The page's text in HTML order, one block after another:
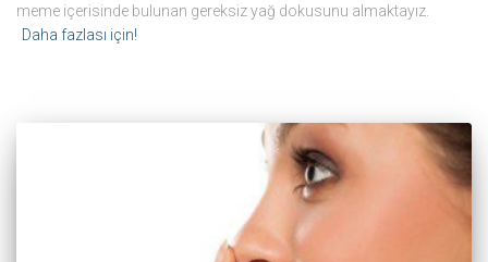
meme içerisinde bulunan gereksiz yağ dokusunu almaktayız.
Daha fazlası için!